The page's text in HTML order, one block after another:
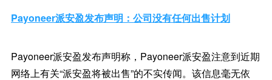
Payoneer派安盈发布声明：公司没有任何出售计划
Payoneer派安盈发布声明称，Payoneer派安盈注意到近期
网络上有关“派安盈将被出售”的不实传闻。该信息毫无依